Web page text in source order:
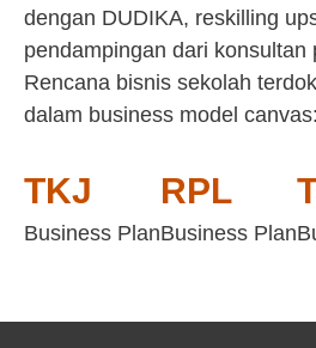
dengan DUDIKA, reskilling
pendampingan dari konsultan
Rencana bisnis sekolah
dalam business model canvas:
TKJ
Business Plan
RPL
Business Plan